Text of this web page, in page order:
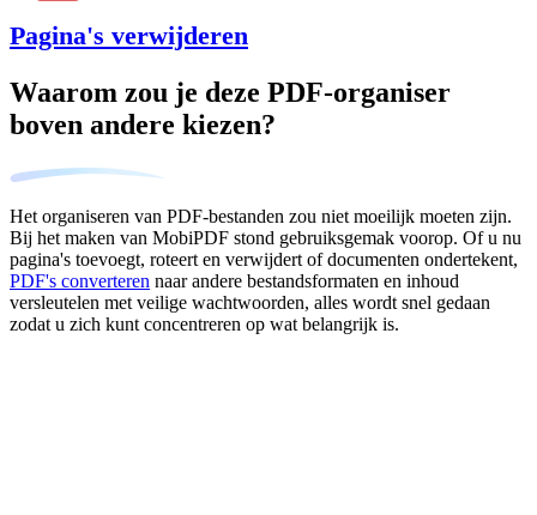
Pagina's verwijderen
Waarom zou je deze PDF-organiser
boven andere kiezen?
Het organiseren van PDF-bestanden zou niet moeilijk moeten zijn.
Bij het maken van MobiPDF stond gebruiksgemak voorop. Of u nu
pagina's toevoegt, roteert en verwijdert of documenten ondertekent,
PDF's converteren naar andere bestandsformaten en inhoud
versleutelen met veilige wachtwoorden, alles wordt snel gedaan
zodat u zich kunt concentreren op wat belangrijk is.